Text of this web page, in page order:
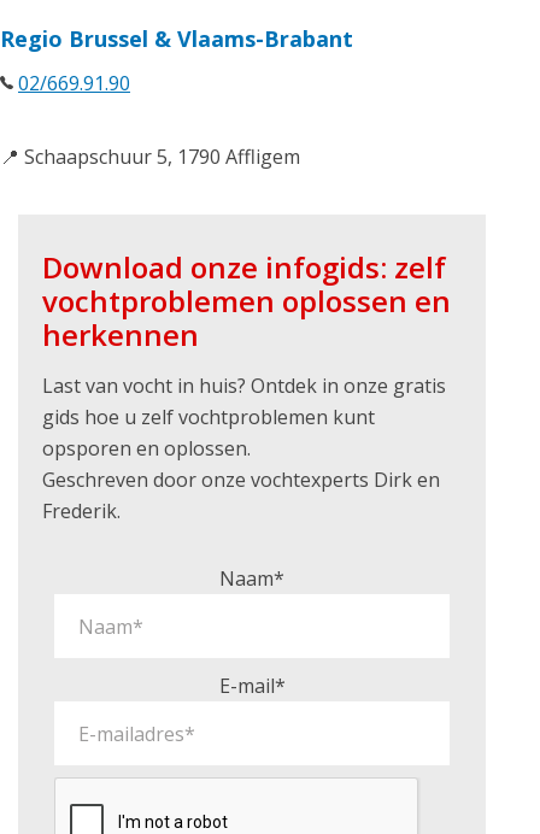
Regio Brussel & Vlaams-Brabant
02/669.91.90
📍 Schaapschuur 5, 1790 Affligem
Download onze infogids: zelf
vochtproblemen oplossen en
herkennen
Last van vocht in huis? Ontdek in onze gratis
gids hoe u zelf vochtproblemen kunt
opsporen en oplossen.
Geschreven door onze vochtexperts Dirk en
Frederik.
Naam*
E-mail*